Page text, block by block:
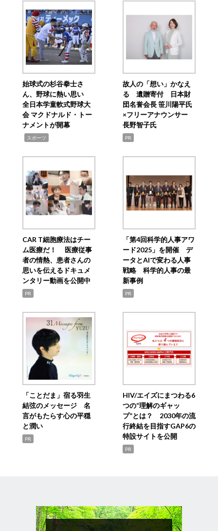
始球式の杉谷拳士さ
ん、野球に熱い思い
全日本学童軟式野球大
会 マクドナルド・トー
ナメントが開幕
スポーツ
故人の「想い」かなえ
る 遺贈寄付 日本財
団名誉会長 笹川陽平氏
×フリーアナウンサー
長野智子氏
PR
CAR T細胞療法はチー
ム医療だ！ 医療従事
者の情熱、患者さんの
思いを伝えるドキュメ
ンタリー動画を公開中
PR
「第4回科学的人事アワ
ード2025」を開催 デ
ータとAIで変わる人事
戦略 科学的人事の最
新事例
PR
「ことだま」宿る羽生
結弦のメッセージ 名
言がもたらす心の平穏
と潤い
PR
HIV/エイズにまつわる6
つの“理解のギャッ
プ”とは？ 2030年の流
行終結を目指すGAP6の
特設サイトを公開
PR